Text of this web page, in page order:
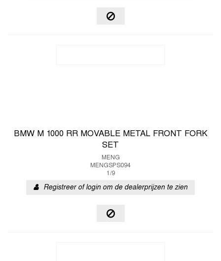
BMW M 1000 RR MOVABLE METAL FRONT FORK
SET
MENG
MENGSPS094
1/9
Registreer of login om de dealerprijzen te zien